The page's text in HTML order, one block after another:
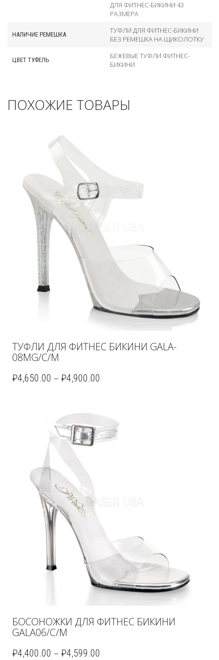
ДЛЯ ФИТНЕС-БИКИНИ 43
РАЗМЕРА
НАЛИЧИЕ РЕМЕШКА
ТУФЛИ ДЛЯ ФИТНЕС-БИКИНИ
БЕЗ РЕМЕШКА НА ЩИКОЛОТКУ
ЦВЕТ ТУФЕЛЬ
БЕЖЕВЫЕ ТУФЛИ ФИТНЕС-
БИКИНИ
ПОХОЖИЕ ТОВАРЫ
ТУФЛИ ДЛЯ ФИТНЕС БИКИНИ GALA-
08MG/C/M
₽4,650.00 – ₽4,900.00
БОСОНОЖКИ ДЛЯ ФИТНЕС БИКИНИ
GALA06/C/M
₽4,400.00 – ₽4,599.00